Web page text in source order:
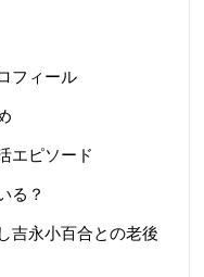
フィール
エピソード
る？
永小百合との老後